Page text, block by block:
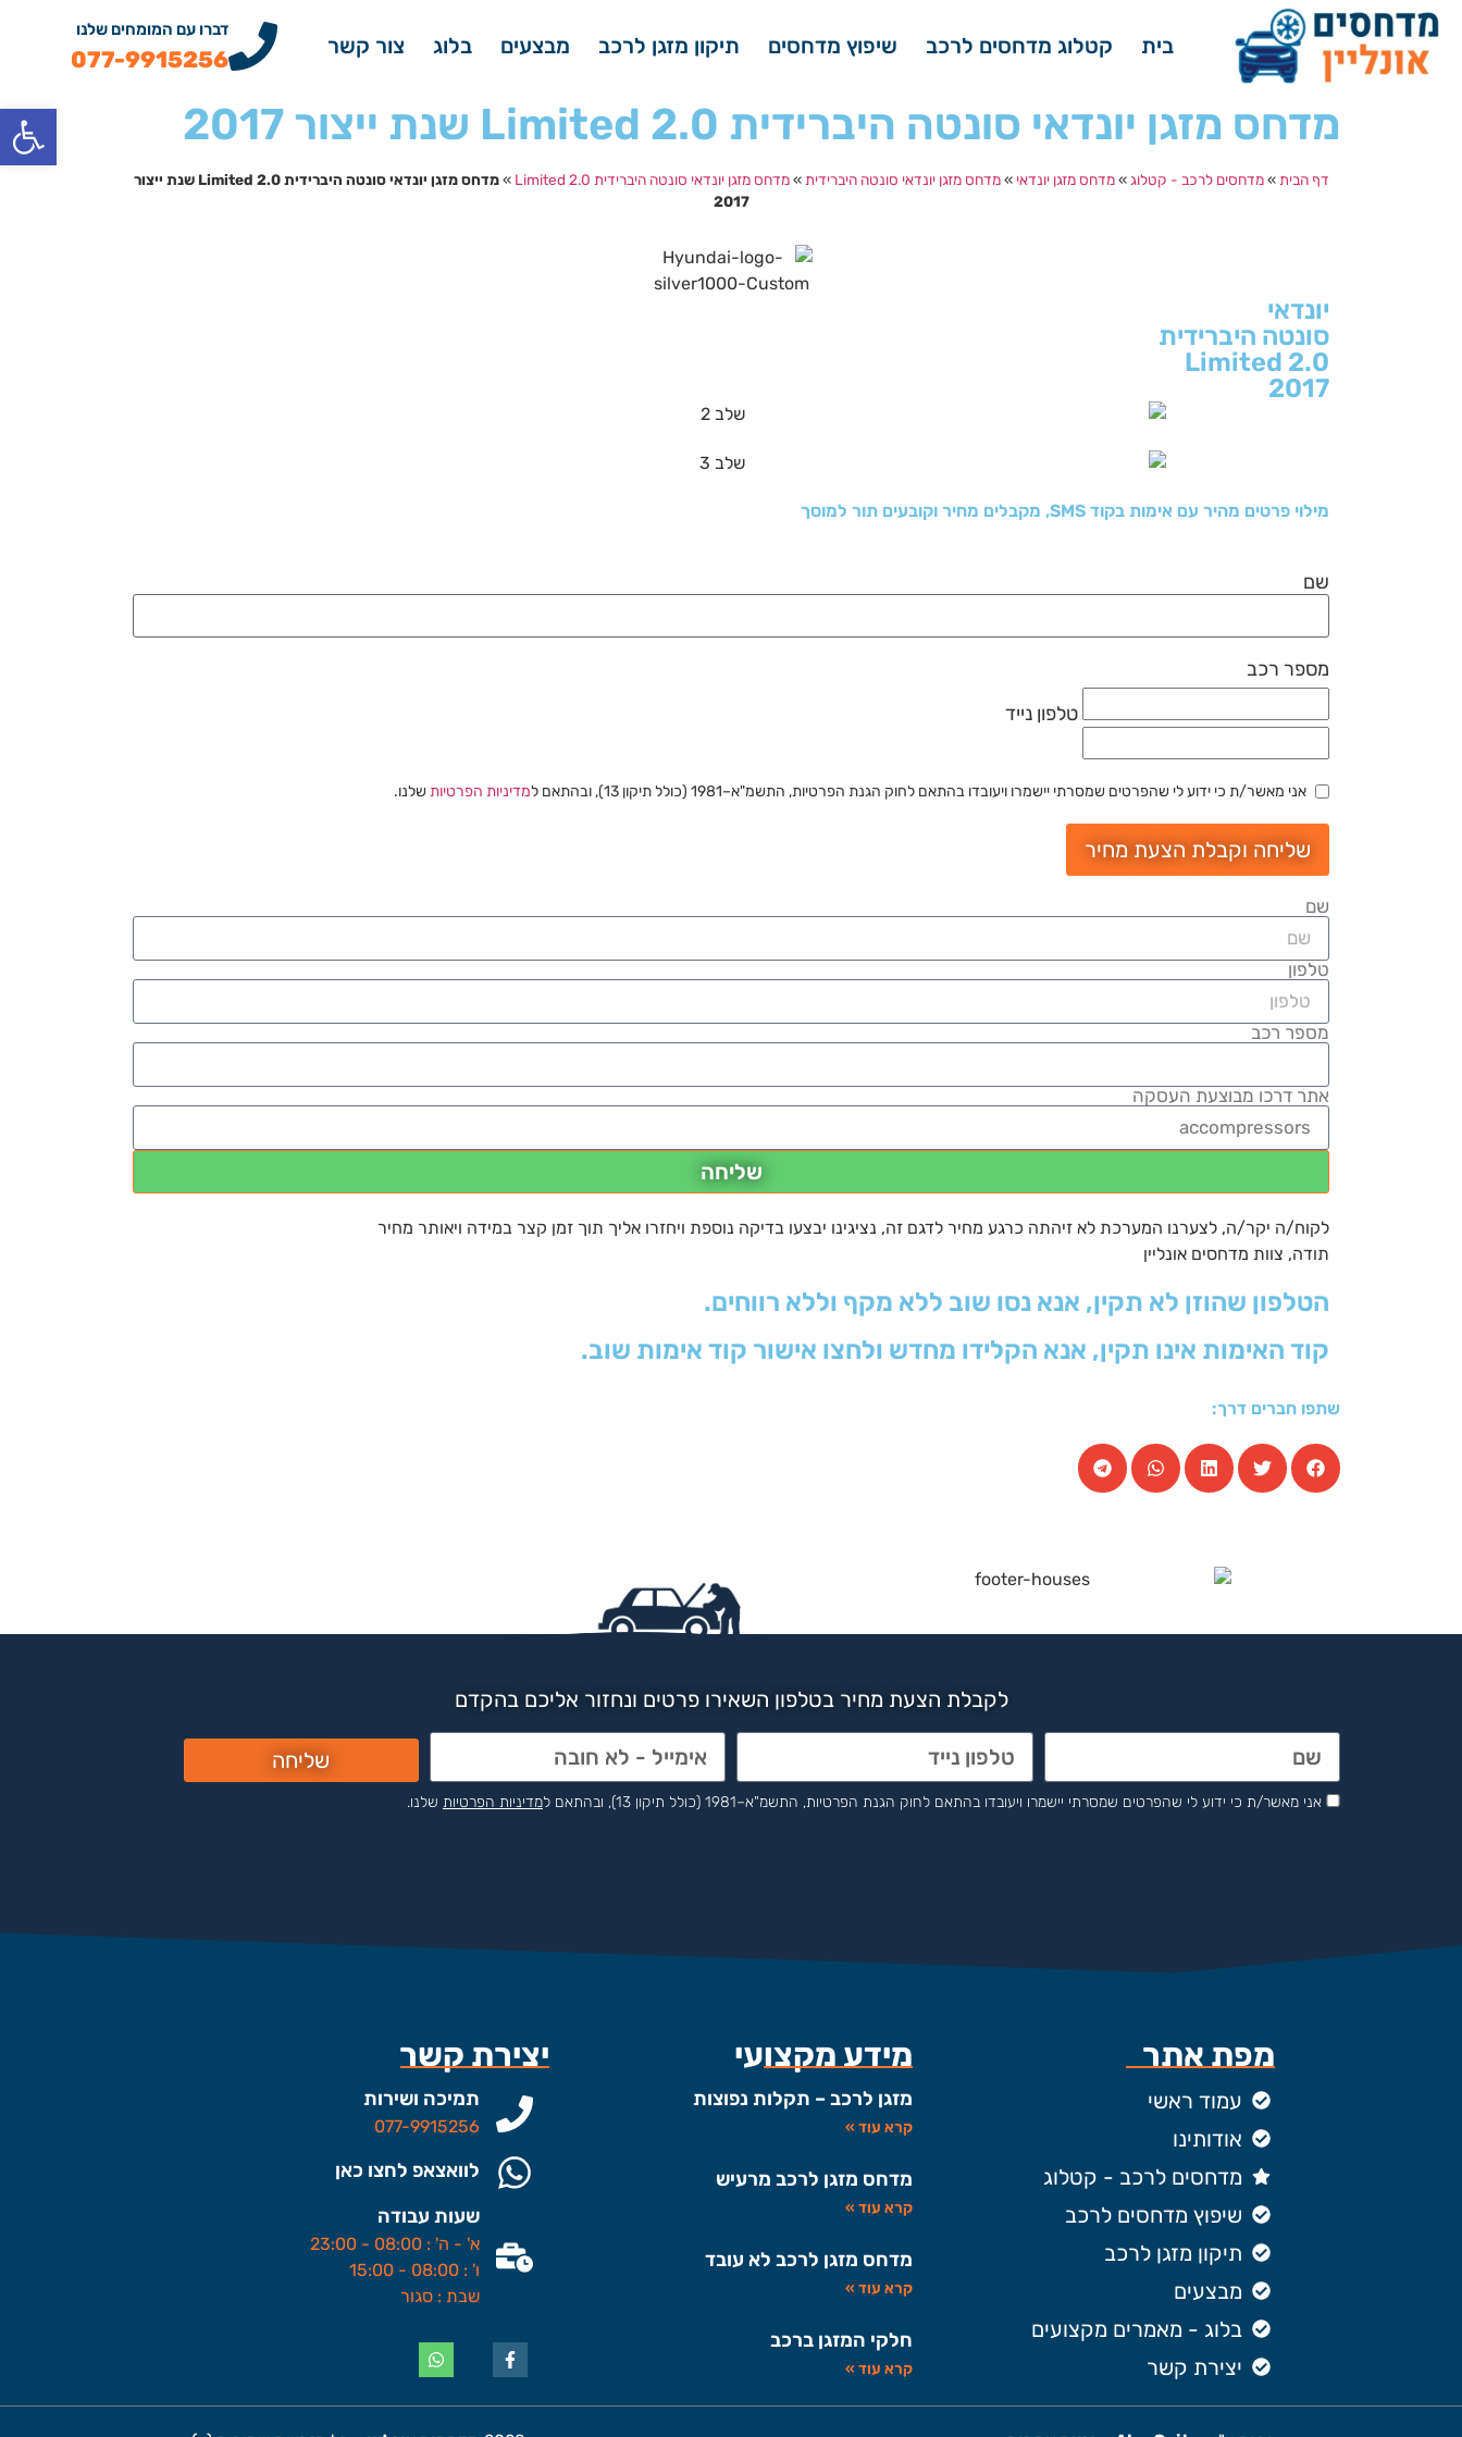
בית קטלוג מדחסים לרכב שיפוץ מדחסים תיקון מזגן לרכב מבצעים בלוג צור קשר
דברו עם המומחים שלנו
077-9915256
מדחס מזגן יונדאי סונטה היברידית 2.0 Limited שנת ייצור 2017
דף הבית »מדחסים לרכב - קטלוג »מדחס מזגן יונדאי »מדחס מזגן יונדאי סונטה היברידית »מדחס מזגן יונדאי סונטה היברידית 2.0 Limited »
מדחס מזגן יונדאי סונטה היברידית 2.0 Limited שנת ייצור
2017
יונדאי
סונטה היברידית
2.0 Limited
2017
מילוי פרטים מהיר עם אימות בקוד SMS, מקבלים מחיר וקובעים תור למוסך
שם
מספר רכב
טלפון נייד
אני מאשר/ת כי ידוע לי שהפרטים שמסרתי יישמרו ויעובדו בהתאם לחוק הגנת הפרטיות, התשמ"א–1981 (כולל תיקון 13), ובהתאם ל מדיניות הפרטיות שלנו.
שליחה וקבלת הצעת מחיר
שם
טלפון
מספר רכב
אתר דרכו מבוצעת העסקה
שליחה
לקוח/ה יקר/ה, לצערנו המערכת לא זיהתה כרגע מחיר לדגם זה, נציגינו יבצעו בדיקה נוספת ויחזרו אליך תוך זמן קצר במידה ויאותר מחיר
תודה, צוות מדחסים אונליין
הטלפון שהוזן לא תקין, אנא נסו שוב ללא מקף וללא רווחים.
קוד האימות אינו תקין, אנא הקלידו מחדש ולחצו אישור קוד אימות שוב.
שתפו חברים דרך:
לקבלת הצעת מחיר בטלפון השאירו פרטים ונחזור אליכם בהקדם
אני מאשר/ת כי ידוע לי שהפרטים שמסרתי יישמרו ויעובדו בהתאם לחוק הגנת הפרטיות, התשמ"א–1981 (כולל תיקון 13), ובהתאם ל מדיניות הפרטיות שלנו.
שליחה
מפת אתר
עמוד ראשי
אודותינו
מדחסים לרכב - קטלוג
שיפוץ מדחסים לרכב
תיקון מזגן לרכב
מבצעים
בלוג - מאמרים מקצועים
יצירת קשר
מידע מקצועי
מזגן לרכב – תקלות נפוצות
קרא עוד »
מדחס מזגן לרכב מרעיש
קרא עוד »
מדחס מזגן לרכב לא עובד
קרא עוד »
חלקי המזגן ברכב
קרא עוד »
יצירת קשר
תמיכה ושירות
077-9915256
לוואצאפ לחצו כאן
שעות עבודה
א' - ה' : 08:00 - 23:00
ו' : 08:00 - 15:00
שבת : סגור